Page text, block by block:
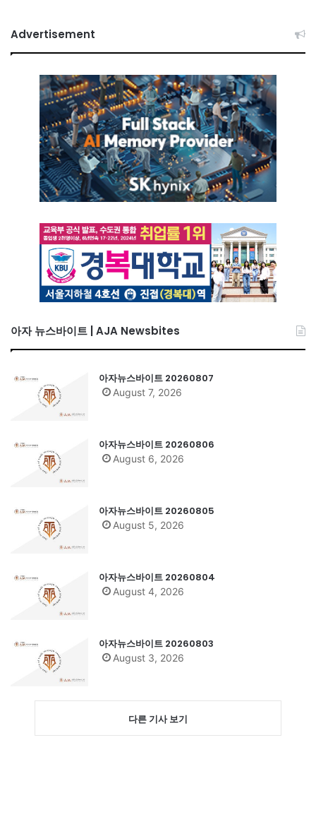
Advertisement
아자 뉴스바이트 | AJA Newsbites
아자뉴스바이트 20260807
August 7, 2026
아자뉴스바이트 20260806
August 6, 2026
아자뉴스바이트 20260805
August 5, 2026
아자뉴스바이트 20260804
August 4, 2026
아자뉴스바이트 20260803
August 3, 2026
다른 기사 보기